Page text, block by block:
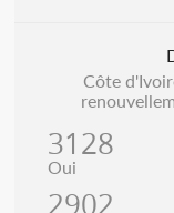
Côte
3128
Oui
2902